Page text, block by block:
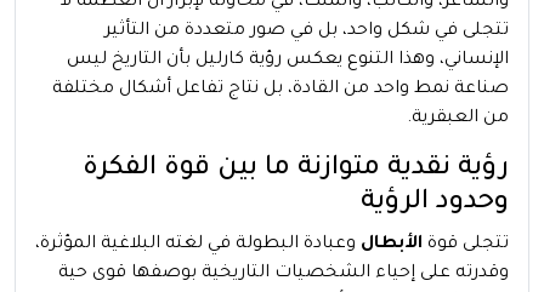
تتجلى في شكل واحد، بل في صور متعددة من التأثير
الإنساني، وهذا التنوع يعكس رؤية كارليل بأن التاريخ ليس
صناعة نمط واحد من القادة، بل نتاج تفاعل أشكال مختلفة
من العبقرية.
رؤية نقدية متوازنة ما بين قوة الفكرة
وحدود الرؤية
تتجلى قوة الأبطال وعبادة البطولة في لغته البلاغية المؤثرة،
وقدرته على إحياء الشخصيات التاريخية بوصفها قوى حية